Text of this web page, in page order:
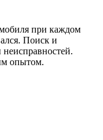
при каждом
Поиск и
опытом.